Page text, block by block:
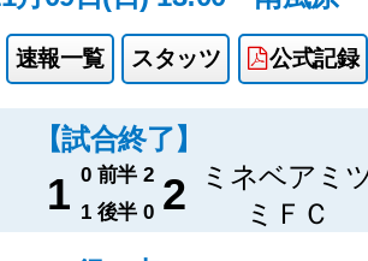
速報一覧 スタッツ 公式記録
【試合終了】
1 0 前半 2 2
ミネベアミ
ミＦＣ
1 後半 0